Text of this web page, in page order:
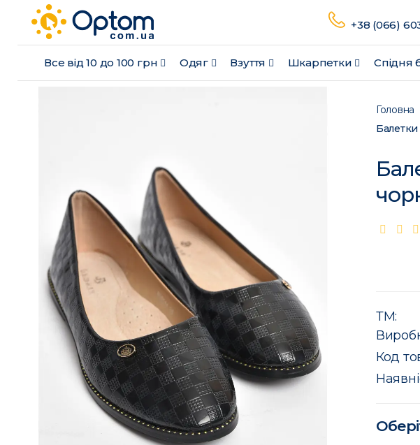
Все від 10 до 100 грн Одяг Взуття Шкарпетки Спідня
+38 (066)
Головна
Балетки
ТМ:
Код